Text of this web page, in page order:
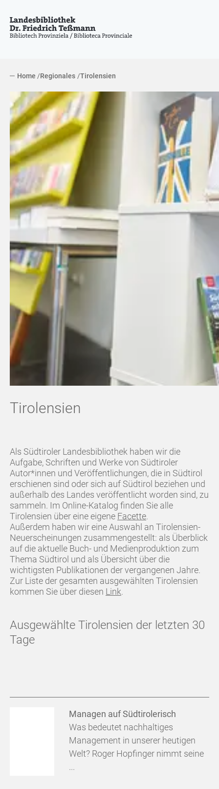
Home Regionales Tirolensien
Tirolensien
Als Südtiroler Landesbibliothek haben wir die
Aufgabe, Schriften und Werke von Südtiroler
Autor*innen und Veröffentlichungen, die in Südtirol
erschienen sind oder sich auf Südtirol beziehen und
außerhalb des Landes veröffentlicht worden sind, zu
sammeln. Im Online-Katalog finden Sie alle
Tirolensien über eine eigene Facette.
Außerdem haben wir eine Auswahl an Tirolensien-
Neuerscheinungen zusammengestellt: als Überblick
auf die aktuelle Buch- und Medienproduktion zum
Thema Südtirol und als Übersicht über die
wichtigsten Publikationen der vergangenen Jahre.
Zur Liste der gesamten ausgewählten Tirolensien
kommen Sie über diesen Link.
Ausgewählte Tirolensien der letzten 30
Tage
Managen auf Südtirolerisch
Was bedeutet nachhaltiges
Management in unserer heutigen
Welt? Roger Hopfinger nimmt seine
...